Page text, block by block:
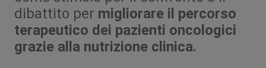
dibattito per migliorare il percorso
terapeutico dei pazienti oncologici
grazie alla nutrizione clinica.